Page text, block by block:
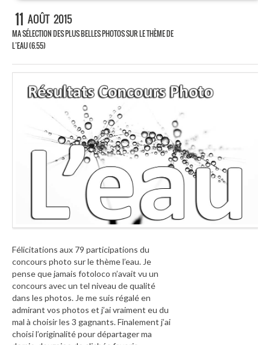
11 AOÛT 2015
MA SÉLECTION DES PLUS BELLES PHOTOS SUR LE THÈME DE
L’EAU (6.55)
Félicitations aux 79 participations du
concours photo sur le thème l’eau. Je
pense que jamais fotoloco n’avait vu un
concours avec un tel niveau de qualité
dans les photos. Je me suis régalé en
admirant vos photos et j’ai vraiment eu du
mal à choisir les 3 gagnants. Finalement j’ai
choisi l’originalité pour départager ma